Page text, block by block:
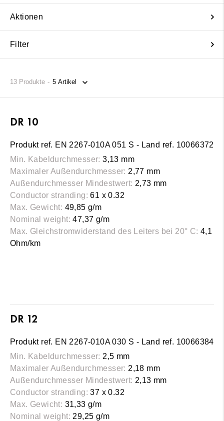
Aktionen
Filter
13 Produkte
DR 10
Produkt ref. EN 2267-010A 051 S - Land ref. 10066372
Min. Kabeldurchmesser: 3,13 mm
Maximaler Außendurchmesser: 2,77 mm
Außendurchmesser Mindestwert: 2,73 mm
Conductor stranding: 61 x 0.32
Max. Gewicht: 49,85 g/m
Nominal weight: 47,37 g/m
Max. Gleichstromwiderstand des Leiters bei 20° C: 4,1
Ohm/km
DR 12
Produkt ref. EN 2267-010A 030 S - Land ref. 10066384
Min. Kabeldurchmesser: 2,5 mm
Maximaler Außendurchmesser: 2,18 mm
Außendurchmesser Mindestwert: 2,13 mm
Conductor stranding: 37 x 0.32
Max. Gewicht: 31,33 g/m
Nominal weight: 29,25 g/m